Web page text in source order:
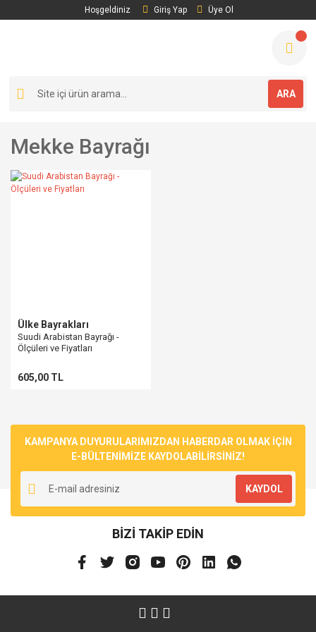
Hoşgeldiniz Giriş Yap Üye Ol
ARA
Mekke Bayrağı
Ülke Bayrakları
Suudi Arabistan Bayrağı -
Ölçüleri ve Fiyatları
605,00 TL
KAMPANYA DUYURULARIMIZDAN HABERDAR OLMAK İÇİN
E-BÜLTENİMİZE KAYDOLABİLİRSİNİZ!
KAYDOL
BİZİ TAKİP EDİN